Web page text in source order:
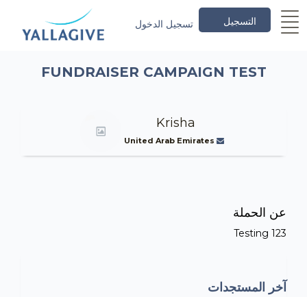
التسجيل تسجيل الدخول
FUNDRAISER CAMPAIGN TEST
Krisha
United Arab Emirates
عن الحملة
Testing 123
آخر المستجدات